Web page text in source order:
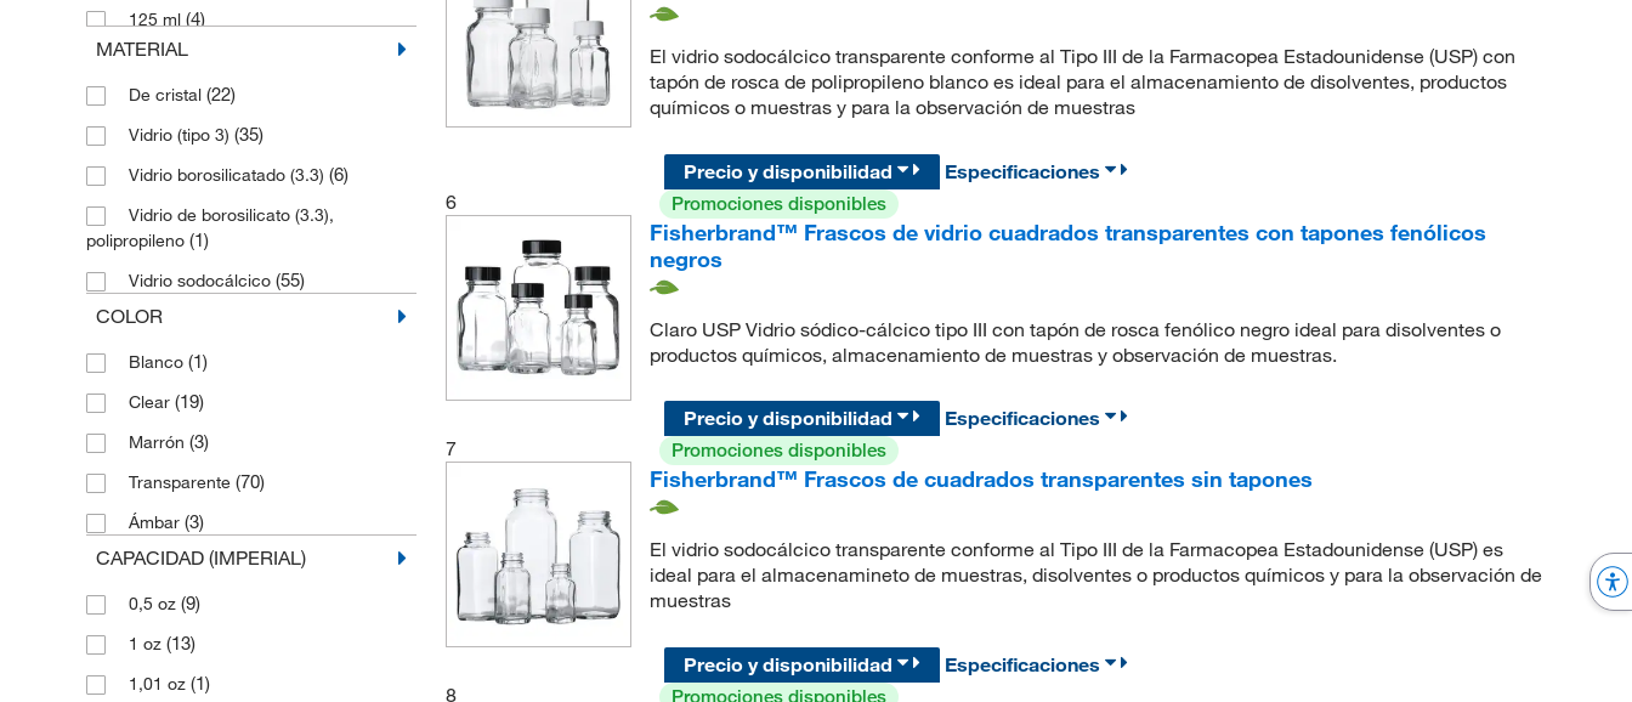
125 ml (4)
150 ml(1)
150 ml(1)
15 mL(2)
15 ml (7)
180 ml(1)
240 mL(2)
(3)
(7)
(5)
30 ml(2)
480 mL (2)
500 ml
(1)
MATERIAL
De cristal (22)
Vidrio (tipo 3) (35)
Vidrio borosilicatado (3.3) (6)
Vidrio de borosilicato (3.3),
polipropileno (1)
Vidrio sodocálcico (55)
COLOR
Blanco (1)
Clear (19)
Marrón (3)
Transparente (70)
Ámbar (3)
CAPACIDAD (IMPERIAL)
0,5 oz (9)
1 oz (13)
1,01 oz (1)
El vidrio sodocálcico transparente conforme al Tipo III de la Farmacopea Estadounidense (USP) con
tapón de rosca de polipropileno blanco es ideal para el almacenamiento de disolventes, productos
químicos o muestras y para la observación de muestras
Precio y disponibilidad
Especificaciones
6
Promociones disponibles
Fisherbrand™ Frascos de vidrio cuadrados transparentes con tapones fenólicos
negros
Claro USP Vidrio sódico-cálcico tipo III con tapón de rosca fenólico negro ideal para disolventes o
productos químicos, almacenamiento de muestras y observación de muestras.
Precio y disponibilidad
Especificaciones
7
Promociones disponibles
Fisherbrand™ Frascos de cuadrados transparentes sin tapones
El vidrio sodocálcico transparente conforme al Tipo III de la Farmacopea Estadounidense (USP) es
ideal para el almacenamineto de muestras, disolventes o productos químicos y para la observación de
muestras
Precio y disponibilidad
Especificaciones
8
Promociones disponibles